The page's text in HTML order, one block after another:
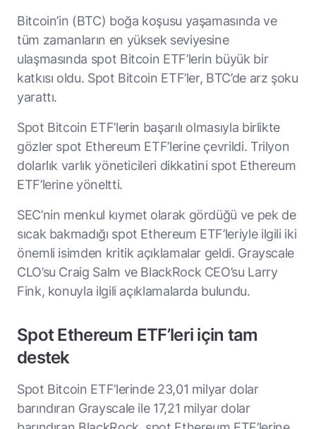
Bitcoin’in (BTC) boğa koşusu yaşamasında ve
tüm zamanların en yüksek seviyesine
ulaşmasında spot Bitcoin ETF’lerin büyük bir
katkısı oldu. Spot Bitcoin ETF’ler, BTC’de arz şoku
yarattı.
Spot Bitcoin ETF’lerin başarılı olmasıyla birlikte
gözler spot Ethereum ETF’lerine çevrildi. Trilyon
dolarlık varlık yöneticileri dikkatini spot Ethereum
ETF’lerine yöneltti.
SEC’nin menkul kıymet olarak gördüğü ve pek de
sıcak bakmadığı spot Ethereum ETF’leriyle ilgili iki
önemli isimden kritik açıklamalar geldi. Grayscale
CLO’su Craig Salm ve BlackRock CEO’su Larry
Fink, konuyla ilgili açıklamalarda bulundu.
Spot Ethereum ETF’leri için tam
destek
Spot Bitcoin ETF’lerinde 23,01 milyar dolar
barındıran Grayscale ile 17,21 milyar dolar